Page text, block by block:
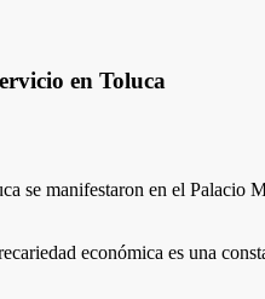
en Toluca
se manifestaron en el Palacio
económica es una